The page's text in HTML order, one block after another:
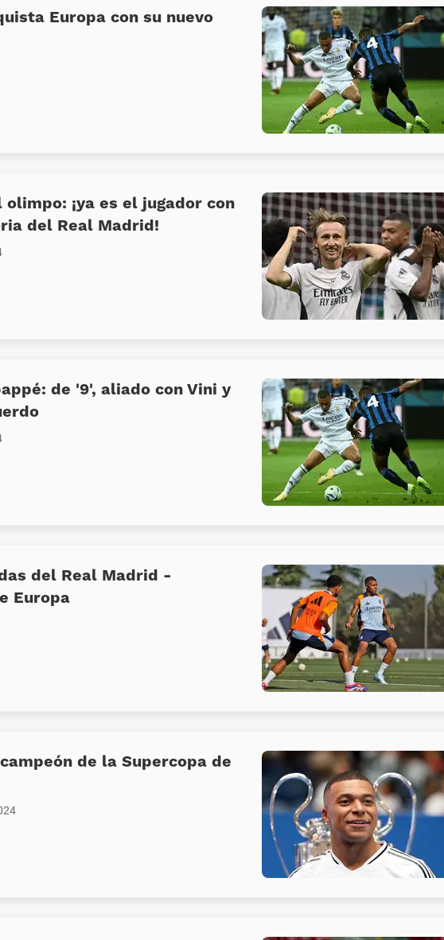
Europa con su nuevo
¡ya es el jugador con
del Real Madrid!
de '9', aliado con Vini y
del Real Madrid -
Europa
de la Supercopa de